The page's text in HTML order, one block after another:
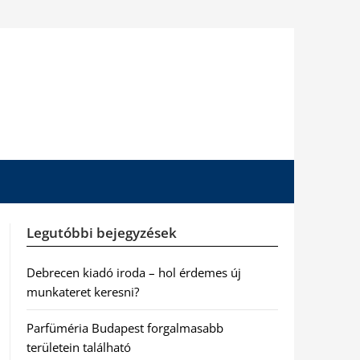
Legutóbbi bejegyzések
Debrecen kiadó iroda – hol érdemes új
munkateret keresni?
Parfüméria Budapest forgalmasabb
területein található